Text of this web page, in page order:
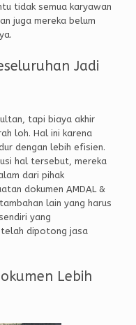
tidak semua karyawan
juga mereka belum
Jadi
tapi biaya akhir
loh. Hal ini karena
dengan lebih efisien.
hal tersebut, mereka
dari pihak
dokumen AMDAL &
lain yang harus
yang
dipotong jasa
Lebih